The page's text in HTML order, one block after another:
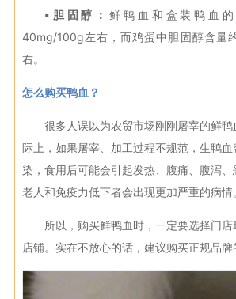
▪胆固醇：鲜鸭血和盒装鸭血
40mg/100g左右，而鸡蛋中胆固醇含量
右。
怎么购买鸭血？
很多人误以为农贸市场刚刚屠宰的鲜
际上，如果屠宰、加工过程不规范，生鸭
染，食用后可能会引起发热、腹痛、腹泻、
老人和免疫力低下者会出现更加严重的病情
所以，购买鲜鸭血时，一定要选择门
店铺。实在不放心的话，建议购买正规品牌